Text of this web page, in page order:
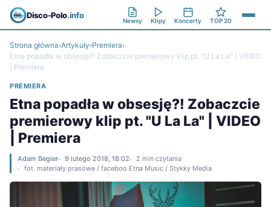
Disco-Polo.info
Newsy Klipy Koncerty TOP 20
Strona główna›Artykuły›Premiera›
Etna popadła w obsesję?! Zobaczcie premierowy klip pt. "U La La" | VIDEO
| Premiera
PREMIERA
Etna popadła w obsesję?! Zobaczcie
premierowy klip pt. "U La La" | VIDEO
| Premiera
Adam Begier 9 lutego 2018, 18:02
2 min czytania
fot. materiały prasowe / faceboo Etna Music / Stykky Media